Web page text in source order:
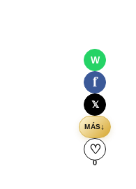
W
f
𝕏
MÁS↓
♡
0